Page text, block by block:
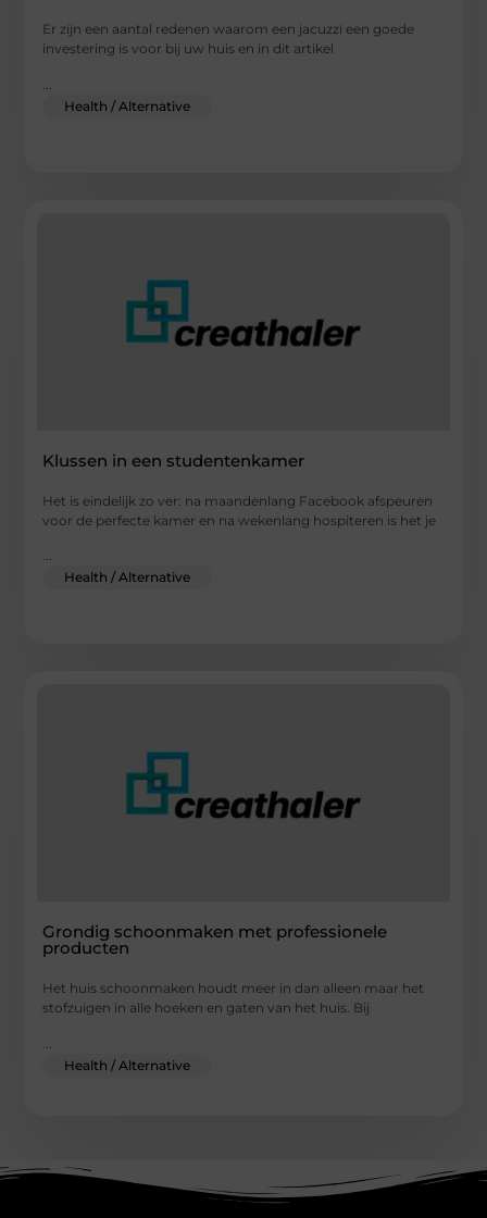
Er zijn een aantal redenen waarom een jacuzzi een goede
investering is voor bij uw huis en in dit artikel
Health / Alternative
Klussen in een studentenkamer
Het is eindelijk zo ver: na maandenlang Facebook afspeuren
voor de perfecte kamer en na wekenlang hospiteren is het je
...
Health / Alternative
Grondig schoonmaken met professionele
producten
Het huis schoonmaken houdt meer in dan alleen maar het
stofzuigen in alle hoeken en gaten van het huis. Bij
Health / Alternative